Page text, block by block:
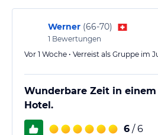
Werner (66-70)
1 Bewertungen
Vor 1 Woche • Verreist als Gruppe im
Wunderbare Zeit in
Hotel.
6 / 6